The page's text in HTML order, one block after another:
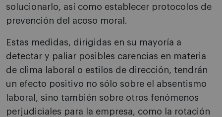
solucionarlo, así como establecer protocolos de
prevención del acoso moral.
Estas medidas, dirigidas en su mayoría a
detectar y paliar posibles carencias en materia
de clima laboral o estilos de dirección, tendrán
un efecto positivo no sólo sobre el absentismo
laboral, sino también sobre otros fenómenos
perjudiciales para la empresa, como la rotación